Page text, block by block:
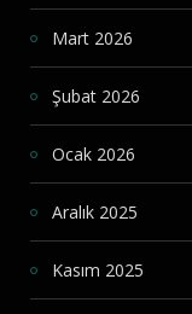
Mart 2026
Şubat 2026
Ocak 2026
Aralık 2025
Kasım 2025